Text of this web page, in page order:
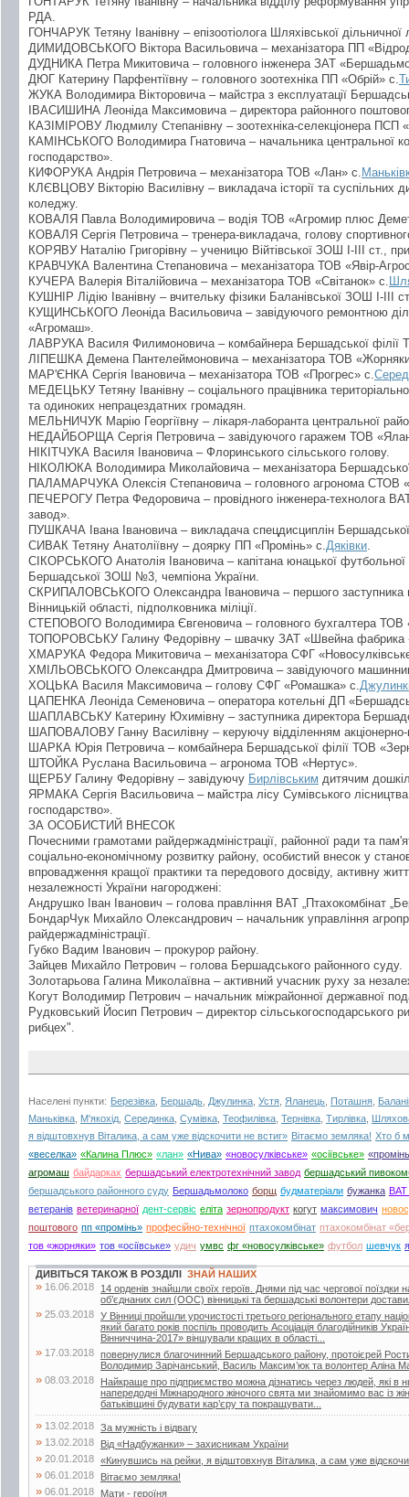
РДА.
ГОНЧАРУК Тетяну Іванівну – епізоотіолога Шляхівської дільничної
ДИМИДОВСЬКОГО Віктора Васильовича – механізатора ПП
ДУДНИКА Петра Микитовича – головного інженера ЗАТ
ДЮГ Катерину Парфентіївну – головного зоотехніка ПП «Обрій» с.
ЖУКА Володимира Вікторовича – майстра з експлуатації
ІВАСИШИНА Леоніда Максимовича – директора районного
КАЗІМІРОВУ Людмилу Степанівну – зоотехніка-селекціонера ПСП
КАМІНСЬКОГО Володимира Гнатовича – начальника центральної
господарство».
КИФОРУКА Андрія Петровича – механізатора ТОВ «Лан» с.
КЛЄВЦОВУ Вікторію Василівну – викладача історії та суспільних
коледжу.
КОВАЛЯ Павла Володимировича – водія ТОВ «Агромир плюс
КОВАЛЯ Сергія Петровича – тренера-викладача, голову
КОРЯВУ Наталію Григорівну – ученицю Війтівської ЗОШ І-ІІІ ст.,
КРАВЧУКА Валентина Степановича – механізатора ТОВ «Явір-
КУЧЕРА Валерія Віталійовича – механізатора ТОВ «Світанок» с.
КУШНІР Лідію Іванівну – вчительку фізики Баланівської ЗОШ І-ІІІ
КУЩИНСЬКОГО Леоніда Васильовича – завідуючого ремонтною
«Агромаш».
ЛАВРУКА Василя Филимоновича – комбайнера Бершадської філії
ЛІПЕШКА Демена Пантелеймоновича – механізатора ТОВ
МАР'ЄНКА Сергія Івановича – механізатора ТОВ «Прогрес» с.
МЕДЕЦЬКУ Тетяну Іванівну – соціального працівника
та одиноких непрацездатних громадян.
МЕЛЬНИЧУК Марію Георгіївну – лікаря-лаборанта центральної
НЕДАЙБОРЩА Сергія Петровича – завідуючого гаражем ТОВ
НІКІТЧУКА Василя Івановича – Флоринського сільського голову.
НІКОЛЮКА Володимира Миколайовича – механізатора Бершадської
ПАЛАМАРЧУКА Олексія Степановича – головного агронома СТОВ
ПЕЧЕРОГУ Петра Федоровича – провідного інженера-технолога
завод».
ПУШКАЧА Івана Івановича – викладача спецдисциплін
СИВАК Тетяну Анатоліївну – доярку ПП «Промінь» с. Дяківки
СІКОРСЬКОГО Анатолія Івановича – капітана юнацької футбольної
Бершадської ЗОШ №3, чемпіона України.
СКРИПАЛОВСЬКОГО Олександра Івановича – першого заступника
Вінницькій області, підполковника міліції.
СТЕПОВОГО Володимира Євгеновича – головного бухгалтера ТОВ
ТОПОРОВСЬКУ Галину Федорівну – швачку ЗАТ «Швейна фабрика
ХМАРУКА Федора Микитовича – механізатора СФГ
ХМІЛЬОВСЬКОГО Олександра Дмитровича – завідуючого
ХОЦЬКА Василя Максимовича – голову СФГ «Ромашка» с.
ЦАПЕНКА Леоніда Семеновича – оператора котельні ДП
ШАПЛАВСЬКУ Катерину Юхимівну – заступника директора
ШАПОВАЛОВУ Ганну Василівну – керуючу відділенням акціонерно-
ШАРКА Юрія Петровича – комбайнера Бершадської філії ТОВ
ШТОЙКА Руслана Васильовича – агронома ТОВ «Нертус».
ЩЕРБУ Галину Федорівну – завідуючу Бирлівським дитячим
ЯРМАКА Сергія Васильовича – майстра лісу Сумівського
господарство».
ЗА ОСОБИСТИЙ ВНЕСОК
Почесними грамотами райдержадміністрації, районної ради та
соціально-економічному розвитку району, особистий внесок у
впровадження кращої практики та передового досвіду, активну
незалежності України нагороджені:
Андрушко Іван Іванович – голова правління ВАТ „Птахокомбінат
БондарЧук Михайло Олександрович – начальник управління
райдержадміністрації.
Губко Вадим Іванович – прокурор району.
Зайцев Михайло Петрович – голова Бершадського районного суду.
Золотарьова Галина Миколаївна – активний учасник руху за
Когут Володимир Петрович – начальник міжрайонної державної
Рудковський Йосип Петрович – директор сільськогосподарського
рибцех".
Населені пункти: Березівка Бершадь Джулинка Устя Яланець Поташня
Маньківка М'якохід Серединка Сумівка Теофилівка Тернівка Тирлівка
я відштовхнув Віталика, а сам уже відскочити не встиг» Вітаємо земляка! Хто б
«веселка» «Калина Плюс» «лан» «Нива» «новосулківське» «осіївське»
агромаш байдарках бершадський електротехнічний завод бершадський
бершадського районного суду Бершадьмолоко борщ будматеріали бужанка ВАТ
ветеранів ветеринарної дент-сервіс еліта зернопродукт когут максимович
поштового пп «промінь» професійно-технічної птахокомбінат птахокомбінат
тов «жорняки» тов «осіївське» удич умвс фг «новосулківське» футбол шевчук
ДИВІТЬСЯ ТАКОЖ В РОЗДІЛІ ЗНАЙ НАШИХ
» 16.06.2018
14 орденів знайшли своїх героїв. Днями під час чергової поїздки
об’єднаних сил (ООС) вінницькі та бершадські волонтери
» 25.03.2018 У Вінниці пройшли урочистості третього регіонального етапу
який багато років поспіль проводить Асоціація благодійників
Вінниччина-2017» віншували кращих в області...
» 17.03.2018 повернулися благочинний Бершадського району, протоієрей
Володимир Зарічанський, Василь Максим’юк та волонтер Аліна
» 08.03.2018
Найкраще про підприємство можна дізнатись через людей, які
напередодні Міжнародного жіночого свята ми знайомимо вас із
батьківщині будувати кар’єру та покращувати...
» 13.02.2018 За мужність і відвагу
» 13.02.2018 Від «Надбужанки» – захисникам України
» 20.01.2018 «Кинувшись на рейки, я відштовхнув Віталика, а сам уже
» 06.01.2018 Вітаємо земляка!
» 06.01.2018 Мати - героїня